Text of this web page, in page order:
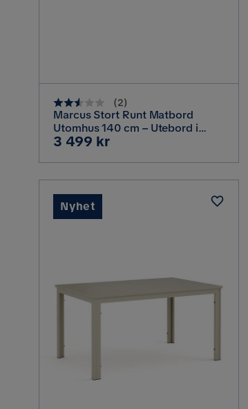
(2)
Marcus Stort Runt Matbord
Utomhus 140 cm – Utebord i
konstrotting med glasskiva för
Brun
Pris
3 499 kr
Nyhet